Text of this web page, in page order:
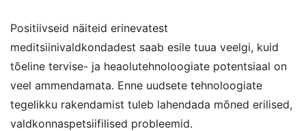
Positiivseid näiteid erinevatest
meditsiinivaldkondadest saab esile tuua veelgi, kuid
tõeline tervise- ja heaolutehnoloogiate potentsiaal on
veel ammendamata. Enne uudsete tehnoloogiate
tegelikku rakendamist tuleb lahendada mõned erilised,
valdkonnaspetsiifilised probleemid.